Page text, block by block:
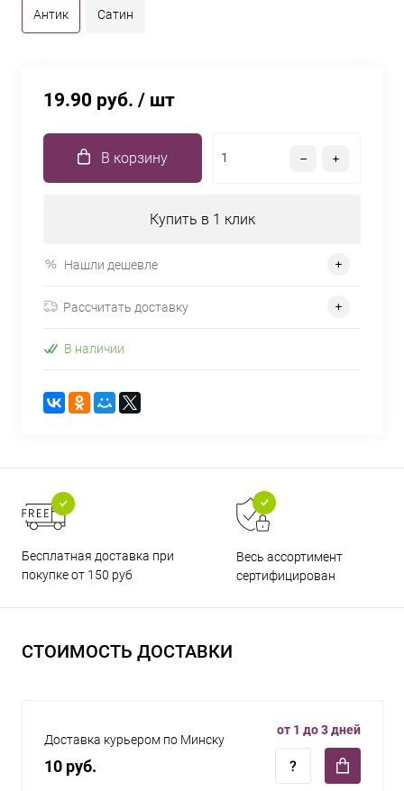
Антик Сатин
19.90 руб. / шт
В корзину
Купить в 1 клик
Нашли дешевле
Рассчитать доставку
В наличии
Бесплатная доставка при
покупке от 150 руб
Весь ассортимент
сертифицирован
СТОИМОСТЬ ДОСТАВКИ
Доставка курьером по Минску
10 руб.
от 1 до 3 дней